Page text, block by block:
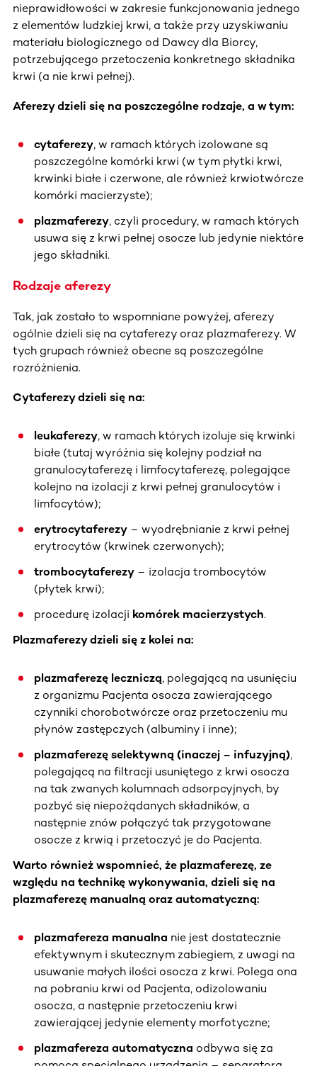
nieprawidłowości w zakresie funkcjonowania jednego
z elementów ludzkiej krwi, a także przy uzyskiwaniu
materiału biologicznego od Dawcy dla Biorcy,
potrzebującego przetoczenia konkretnego składnika
krwi (a nie krwi pełnej).
Aferezy dzieli się na poszczególne rodzaje, a w tym:
cytaferezy, w ramach których izolowane są
poszczególne komórki krwi (w tym płytki krwi,
krwinki białe i czerwone, ale również krwiotwórcze
komórki macierzyste);
plazmaferezy, czyli procedury, w ramach których
usuwa się z krwi pełnej osocze lub jedynie niektóre
jego składniki.
Rodzaje aferezy
Tak, jak zostało to wspomniane powyżej, aferezy
ogólnie dzieli się na cytaferezy oraz plazmaferezy. W
tych grupach również obecne są poszczególne
rozróżnienia.
Cytaferezy dzieli się na:
leukaferezy, w ramach których izoluje się krwinki
białe (tutaj wyróżnia się kolejny podział na
granulocytaferezę i limfocytaferezę, polegające
kolejno na izolacji z krwi pełnej granulocytów i
limfocytów);
erytrocytaferezy – wyodrębnianie z krwi pełnej
erytrocytów (krwinek czerwonych);
trombocytaferezy – izolacja trombocytów
(płytek krwi);
procedurę izolacji komórek macierzystych.
Plazmaferezy dzieli się z kolei na:
plazmaferezę leczniczą, polegającą na usunięciu
z organizmu Pacjenta osocza zawierającego
czynniki chorobotwórcze oraz przetoczeniu mu
płynów zastępczych (albuminy i inne);
plazmaferezę selektywną (inaczej – infuzyjną),
polegającą na filtracji usuniętego z krwi osocza
na tak zwanych kolumnach adsorpcyjnych, by
pozbyć się niepożądanych składników, a
następnie znów połączyć tak przygotowane
osocze z krwią i przetoczyć je do Pacjenta.
Warto również wspomnieć, że plazmaferezę, ze
względu na technikę wykonywania, dzieli się na
plazmaferezę manualną oraz automatyczną:
plazmafereza manualna nie jest dostatecznie
efektywnym i skutecznym zabiegiem, z uwagi na
usuwanie małych ilości osocza z krwi. Polega ona
na pobraniu krwi od Pacjenta, odizolowaniu
osocza, a następnie przetoczeniu krwi
zawierającej jedynie elementy morfotyczne;
plazmafereza automatyczna odbywa się za